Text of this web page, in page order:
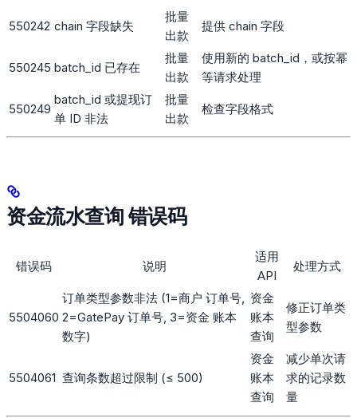
550242 chain 字段缺失
批量
出款
提供 chain 字段
550245 batch_id 已存在
批量
出款
使用新的 batch_id，或按幂
等请求处理
550249
batch_id 或提现订
单 ID 非法
批量
出款
检查字段格式
资金流水查询 错误码
错误码 说明
适用
API
处理方式
5504060
订单类型参数非法 (1=商户 订单号,
2=GatePay 订单号, 3=资金 账本
数字)
资金
账本
查询
修正订单类
型参数
5504061 查询条数超过限制 (≤ 500)
资金
账本
查询
减少单次请
求的记录数
量